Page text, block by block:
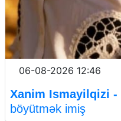
06-08-2026 12:46
Xanim Ismayilqizi -
böyütmək imiş